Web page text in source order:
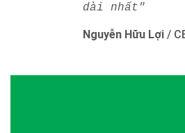
dài nhất"
Nguyễn Hữu Lợi /